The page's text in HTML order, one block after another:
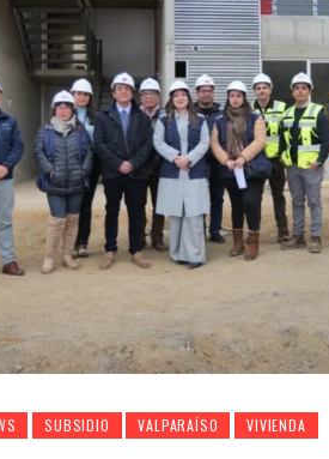
SUBSIDIO VALPARAÍSO VIVIENDA